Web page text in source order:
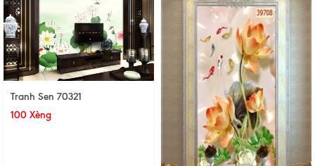
Tranh Sen 70321
100 Xèng